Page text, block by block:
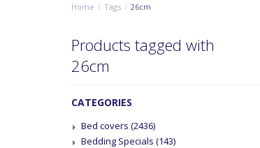
Home / Tags / 26cm
Products tagged with
26cm
CATEGORIES
Bed covers (2436)
Bedding Specials (143)